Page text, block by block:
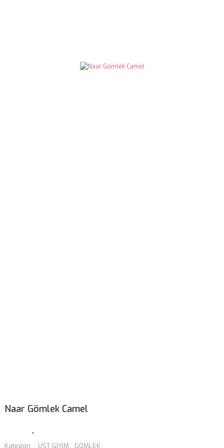
Naar Gömlek Camel
Kategori ÜST GİYİM , GÖMLEK